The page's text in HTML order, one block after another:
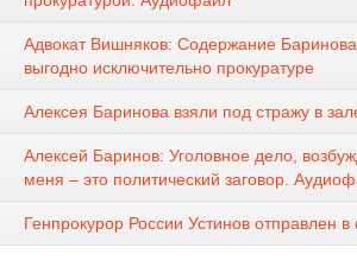
Адвокат Вишняков: Содержание
выгодно исключительно прокуратуре
Алексея Баринова взяли под стражу в
Алексей Баринов: Уголовное дело,
меня – это политический заговор.
Генпрокурор России Устинов отправлен в